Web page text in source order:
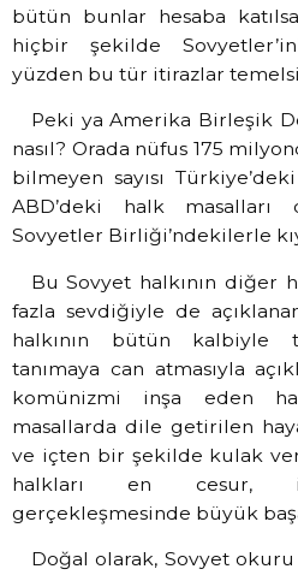
bütün bunlar hesaba
hiçbir şekilde
yüzden bu tür itirazlar
Peki ya Amerika Birleşik
nasıl? Orada nüfus 175
bilmeyen sayısı
ABD’deki halk masalları
Sovyetler Birliği’ndekilerle
Bu Sovyet halkının diğer
fazla sevdiğiyle de
halkının bütün kalbiyle
tanımaya can atmasıyla
komünizmi inşa eden
masallarda dile getirilen
ve içten bir şekilde kulak
halkları en cesur,
gerçekleşmesinde büyük
Doğal olarak, Sovyet